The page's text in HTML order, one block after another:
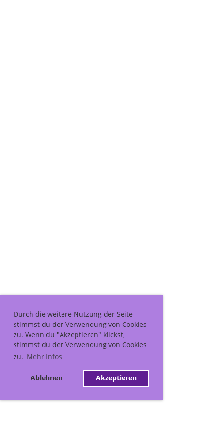
Durch die weitere Nutzung der Seite
stimmst du der Verwendung von Cookies
zu. Wenn du "Akzeptieren" klickst,
stimmst du der Verwendung von Cookies
zu. Mehr Infos
Ablehnen Akzeptieren